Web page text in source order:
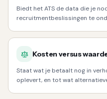
Biedt het ATS de data die je
recruitmentbeslissingen te
Kosten versus
Staat wat je betaalt nog in
oplevert, en tot wat